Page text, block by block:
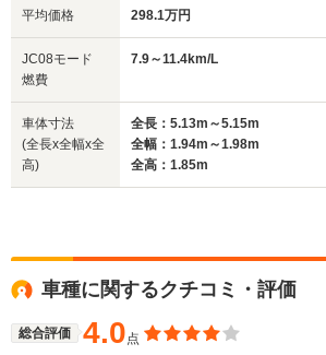
サイズ
(全長x全幅x全高)
WLTCモード
燃費
全幅
1.93m～1.95m
平均価格 298.1万円
JC08モード
燃費
7.9～11.4km/L
車体寸法
(全長x全幅x全
高)
全長：5.13m～5.15m
全幅：1.94m～1.98m
全高：1.85m
車種に関するクチコミ・評価
総合評価 4.0点